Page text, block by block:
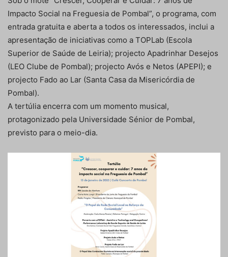
Impacto Social na Freguesia de Pombal”, o programa, com
entrada gratuita e aberta a todos os interessados, inclui a
apresentação de iniciativas como a TOPLab (Escola
Superior de Saúde de Leiria); projecto Apadrinhar Desejos
(LEO Clube de Pombal); projecto Avós e Netos (APEPI); e
projecto Fado ao Lar (Santa Casa da Misericórdia de
Pombal).
A tertúlia encerra com um momento musical,
protagonizado pela Universidade Sénior de Pombal,
previsto para o meio-dia.